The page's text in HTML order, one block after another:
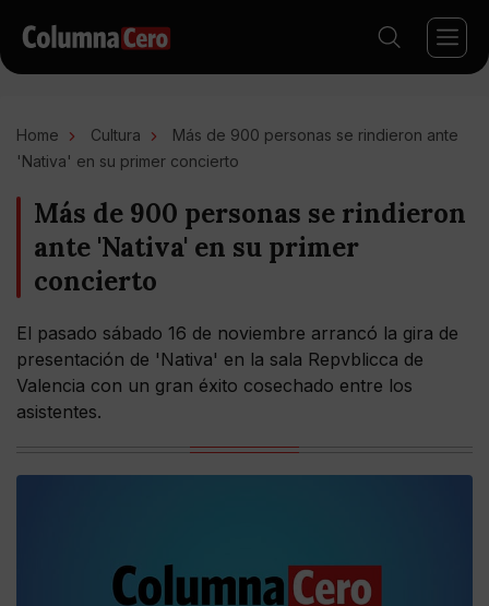
Home Cultura
Más de 900 personas se rindieron ante
'Nativa' en su primer concierto
Más de 900 personas se rindieron
ante 'Nativa' en su primer
concierto
El pasado sábado 16 de noviembre arrancó la gira de
presentación de 'Nativa' en la sala Repvblicca de
Valencia con un gran éxito cosechado entre los
asistentes.